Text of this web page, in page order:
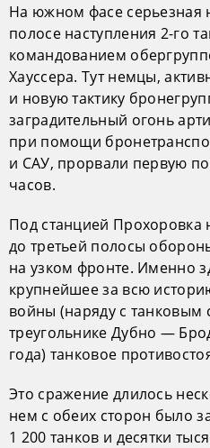
На южном фасе серьезная
полосе наступления 2-го
командованием
Хауссера. Тут немцы,
и новую тактику
заградительный огонь
при помощи
и САУ, прорвали первую
часов.
Под станцией
до третьей полосы
на узком фронте. Именно
крупнейшее за всю
войны (наряду с танковым
треугольнике Дубно —
года) танковое
Это сражение длилось
нем с обеих сторон было
1 200 танков и десятки